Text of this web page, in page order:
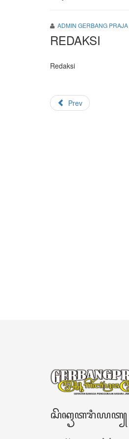
ADMIN GERBANG PRAJA
REDAKSI
Redaksi
Prev
ꦱꦼꦏꦽꦠꦫꦶꦪꦠ꧀